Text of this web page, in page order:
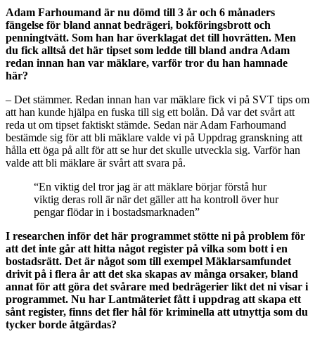
Adam Farhoumand är nu dömd till 3 år och 6 månaders
fängelse för bland annat bedrägeri, bokföringsbrott och
penningtvätt. Som han har överklagat det till hovrätten. Men
du fick alltså det här tipset som ledde till bland andra Adam
redan innan han var mäklare, varför tror du han hamnade
här?
– Det stämmer. Redan innan han var mäklare fick vi på SVT tips om
att han kunde hjälpa en fuska till sig ett bolån. Då var det svårt att
reda ut om tipset faktiskt stämde. Sedan när Adam Farhoumand
bestämde sig för att bli mäklare valde vi på Uppdrag granskning att
hålla ett öga på allt för att se hur det skulle utveckla sig. Varför han
valde att bli mäklare är svårt att svara på.
“En viktig del tror jag är att mäklare börjar förstå hur
viktig deras roll är när det gäller att ha kontroll över hur
pengar flödar in i bostadsmarknaden”
I researchen inför det här programmet stötte ni på problem för
att det inte går att hitta något register på vilka som bott i en
bostadsrätt. Det är något som till exempel Mäklarsamfundet
drivit på i flera år att det ska skapas av många orsaker, bland
annat för att göra det svårare med bedrägerier likt det ni visar i
programmet. Nu har Lantmäteriet fått i uppdrag att skapa ett
sånt register, finns det fler hål för kriminella att utnyttja som du
tycker borde åtgärdas?